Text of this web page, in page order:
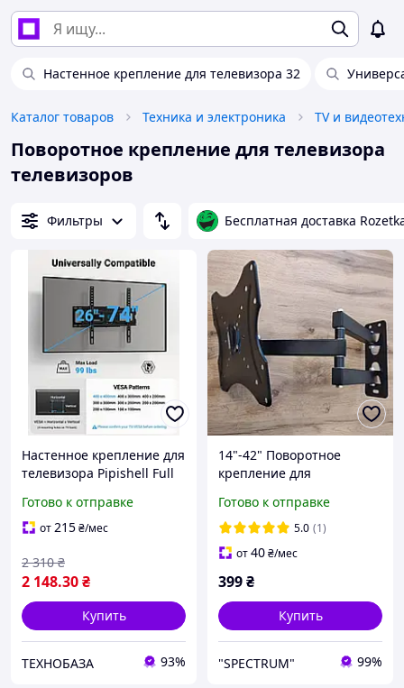
Настенное крепление для телевизора 32
Каталог товаров Техника и электроника TV и
Поворотное крепление для телевизора
телевизоров
Фильтры Бесплатная доставка
Настенное крепление для
телевизора Pipishell Full
400×400, до 45 кг,
поворотное
Готово к отправке
от215₴/мес
2 148.30₴
2 310 ₴
Купить
ТЕХНОБАЗА 93%
14"-42" Поворотное
крепление для
Кронштейн для
телевизора на кухню
поворотный Кронштейн
Готово к отправке
5.0 (1)
от40₴/мес
399₴
Купить
"SPECTRUM" 99%